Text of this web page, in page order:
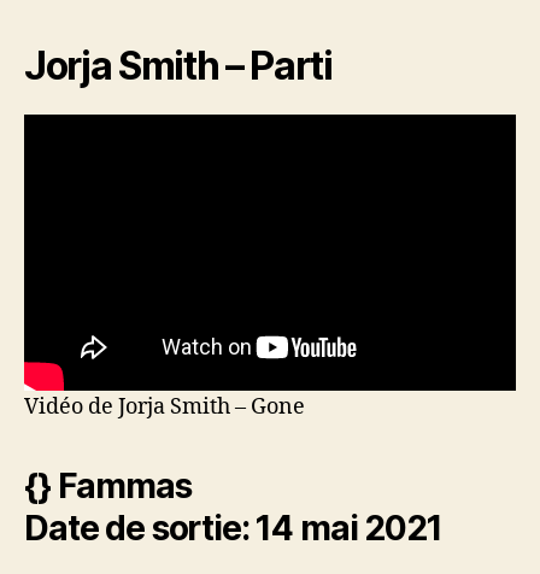
Jorja Smith – Parti
Vidéo de Jorja Smith – Gone
{} Fammas
Date de sortie: 14 mai 2021